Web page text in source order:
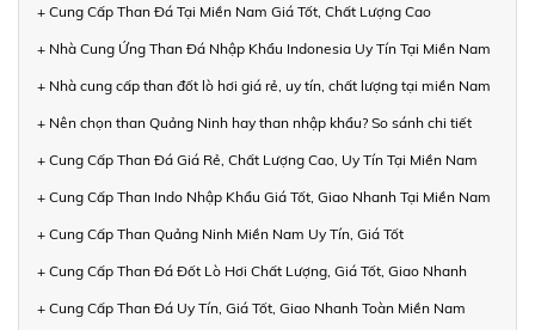
+ Cung Cấp Than Đá Tại Miền Nam Giá Tốt, Chất Lượng Cao
+ Nhà Cung Ứng Than Đá Nhập Khẩu Indonesia Uy Tín Tại Miền Nam
+ Nhà cung cấp than đốt lò hơi giá rẻ, uy tín, chất lượng tại miền Nam
+ Nên chọn than Quảng Ninh hay than nhập khẩu? So sánh chi tiết
+ Cung Cấp Than Đá Giá Rẻ, Chất Lượng Cao, Uy Tín Tại Miền Nam
+ Cung Cấp Than Indo Nhập Khẩu Giá Tốt, Giao Nhanh Tại Miền Nam
+ Cung Cấp Than Quảng Ninh Miền Nam Uy Tín, Giá Tốt
+ Cung Cấp Than Đá Đốt Lò Hơi Chất Lượng, Giá Tốt, Giao Nhanh
+ Cung Cấp Than Đá Uy Tín, Giá Tốt, Giao Nhanh Toàn Miền Nam